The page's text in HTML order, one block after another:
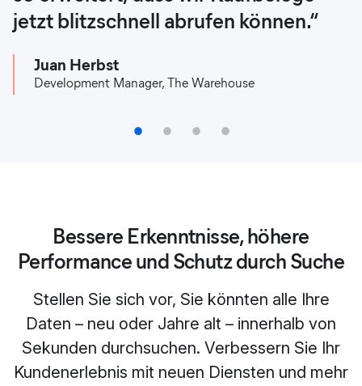
jetzt blitzschnell abrufen können.“
Juan Herbst
Development Manager, The Warehouse
Plattform verbunden, um schnellere,
genauere und zuverlässigere
Suchabfragen anbieten zu können.“
Head of IT Development, Netshoes
Alberto Resco Pérez
Engineering Manager, ShopBack
einer sicheren Umgebung erweitern
können.
OLX Security Team
1 2 3 4
Bessere Erkenntnisse, höhere
Performance und Schutz durch Suche
Stellen Sie sich vor, Sie könnten alle Ihre
Daten – neu oder Jahre alt – innerhalb von
Sekunden durchsuchen. Verbessern Sie Ihr
Kundenerlebnis mit neuen Diensten und mehr